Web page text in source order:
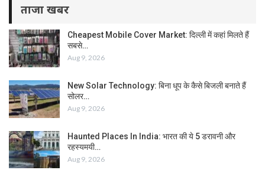
ताजा खबर
Cheapest Mobile Cover Market: दिल्ली में कहां मिलते हैं
सबसे…
Aug 9, 2026
New Solar Technology: बिना धूप के कैसे बिजली बनाते हैं
सोलर…
Aug 9, 2026
Haunted Places In India: भारत की ये 5 डरावनी और
रहस्यमयी…
Aug 9, 2026